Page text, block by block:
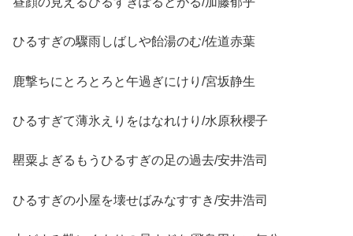
ひるすぎの驟雨しばしや飴湯のむ/佐道赤葉
鹿撃ちにとろとろと午過ぎにけり/宮坂静生
ひるすぎて薄氷えりをはなれけり/水原秋櫻子
罌粟よぎるもうひるすぎの足の過去/安井浩司
ひるすぎの小屋を壊せばみなすすき/安井浩司